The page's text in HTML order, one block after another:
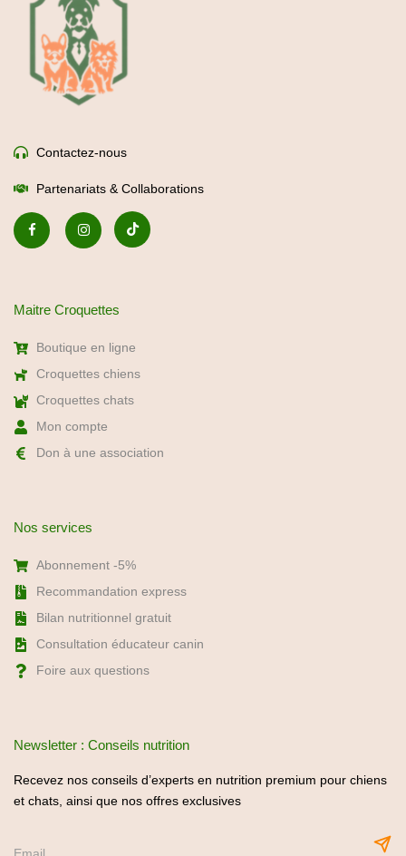
Contactez-nous
Partenariats & Collaborations
Maitre Croquettes
Boutique en ligne
Croquettes chiens
Croquettes chats
Mon compte
Don à une association
Nos services
Abonnement -5%
Recommandation express
Bilan nutritionnel gratuit
Consultation éducateur canin
Foire aux questions
Newsletter : Conseils nutrition
Recevez nos conseils d’experts en nutrition premium pour chiens
et chats, ainsi que nos offres exclusives